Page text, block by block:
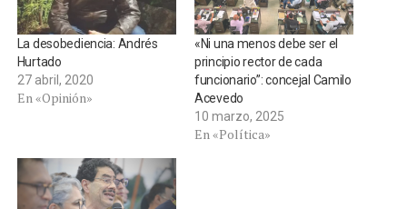
La desobediencia: Andrés
Hurtado
27 abril, 2020
En «Opinión»
«Ni una menos debe ser el
principio rector de cada
funcionario”: concejal Camilo
Acevedo
10 marzo, 2025
En «Política»